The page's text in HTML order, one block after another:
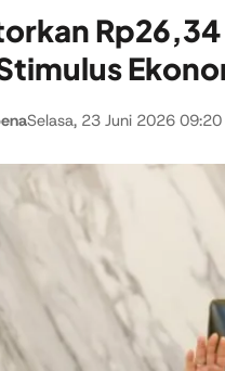
Selasa, 23 Juni 2026 09:20